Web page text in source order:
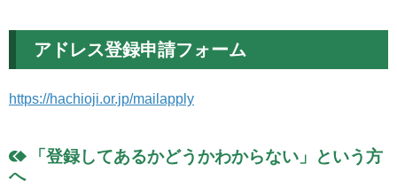
アドレス登録申請フォーム
https://hachioji.or.jp/mailapply
「登録してあるかどうかわからない」という方
へ